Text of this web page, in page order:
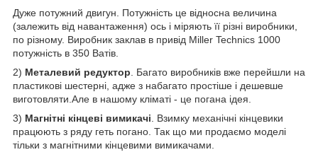
Дуже потужний двигун. Потужність це відносна величина
(залежить від навантаження) ось і міряють її різні виробники,
по різному. Виробник заклав в привід Miller Technics 1000
потужність в 350 Ватів.
2) Металевий редуктор . Багато виробників вже перейшли на
пластикові шестерні, адже з набагато простіше і дешевше
виготовляти.Але в нашому кліматі - це погана ідея.
3) Магнітні кінцеві вимикачі . Взимку механічні кінцевики
працюють з ряду геть погано. Так що ми продаємо моделі
тільки з магнітними кінцевими вимикачами.